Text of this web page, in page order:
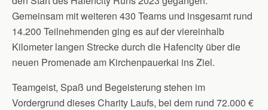
Gemeinsam mit weiteren 430 Teams und insgesamt rund
14.200 Teilnehmenden ging es auf der viereinhalb
Kilometer langen Strecke durch die Hafencity über die
neuen Promenade am Kirchenpauerkai ins Ziel.
Teamgeist, Spaß und Begeisterung stehen im
Vordergrund dieses Charity Laufs, bei dem rund 72.000 €